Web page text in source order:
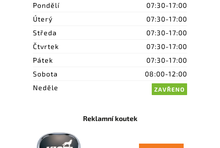
Pondělí
07:30-17:00
Úterý
07:30-17:00
Středa
07:30-17:00
Čtvrtek
07:30-17:00
Pátek
07:30-17:00
Sobota
08:00-12:00
Neděle
ZAVŘENO
Reklamní koutek